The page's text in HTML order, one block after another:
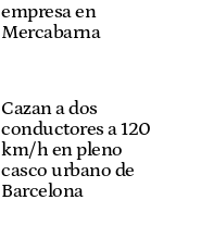
empresa en
Mercabarna
Cazan a dos
conductores a 120
km/h en pleno
casco urbano de
Barcelona